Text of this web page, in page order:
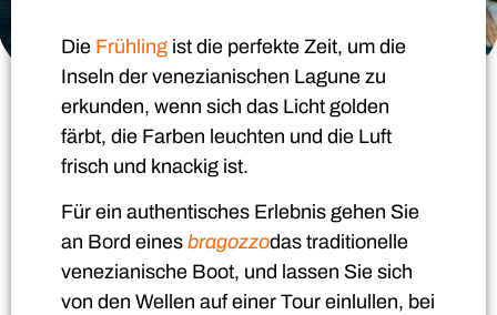
Die Frühling ist die perfekte Zeit, um die
Inseln der venezianischen Lagune zu
erkunden, wenn sich das Licht golden
färbt, die Farben leuchten und die Luft
frisch und knackig ist.
Für ein authentisches Erlebnis gehen Sie
an Bord eines bragozzodas traditionelle
venezianische Boot, und lassen Sie sich
von den Wellen auf einer Tour einlullen, bei